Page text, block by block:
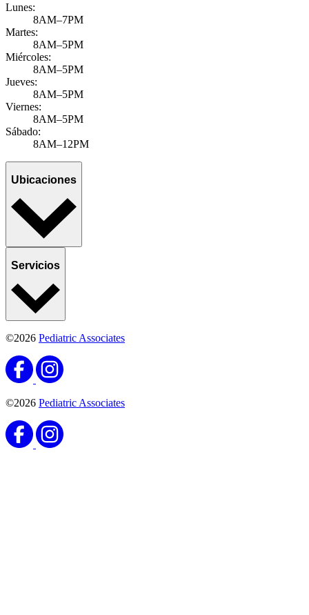
Lunes:
8AM–7PM
Martes:
8AM–5PM
Miércoles:
8AM–5PM
Jueves:
8AM–5PM
Viernes:
8AM–5PM
Sábado:
8AM–12PM
Ubicaciones
Servicios
©2026 Pediatric Associates
©2026 Pediatric Associates